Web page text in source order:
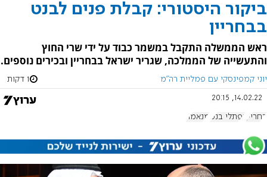
ביקור היסטורי: קבלת פנים לבנט
בבחריין
ראש הממשלה התקבל במשמר כבוד על ידי שרי החוץ
והתעשייה של הממלכה, שגריר ישראל בבחריין ובכירים נוספים.
יוני קמפינסקי עם פמליית רה"מ 1 דקות
14.02.22, 20:15
בחריין נפתלי בנט מנאמה